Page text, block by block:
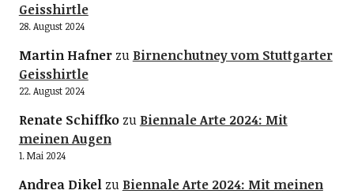
Geisshirtle
28. August 2024
Martin Hafnerzu Birnenchutney vom Stuttgarter
Geisshirtle
22. August 2024
Renate Schiffkozu Biennale Arte 2024: Mit
meinen Augen
1. Mai 2024
Andrea Dikelzu Biennale Arte 2024: Mit meinen